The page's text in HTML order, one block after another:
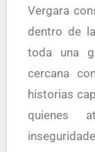
Vergara
dentro de
toda una
cercana
historias
quienes